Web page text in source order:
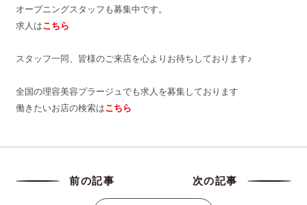
オープニングスタッフも募集中です。
求人はこちら
スタッフ一同、皆様のご来店を心よりお待ちしております♪
全国の理容美容プラージュでも求人を募集しております
働きたいお店の検索はこちら
前の記事 次の記事